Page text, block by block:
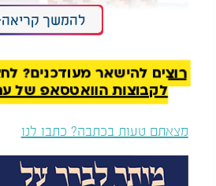
רץ ברשת: חדר בעזה
עם נוף לים
תיעוד
להמשך קריאה
רוצים להישאר מעודכנים?
לקבוצות הוואטסאפ של ערוץ
מצאתם טעות בכתבה? כתבו לנו